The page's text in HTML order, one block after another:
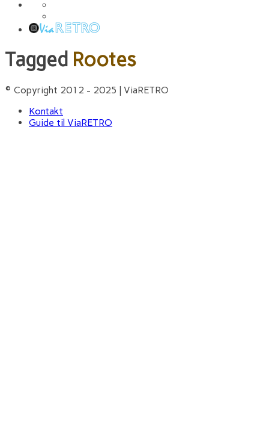
Tagged Rootes
© Copyright 2012 - 2025 | ViaRETRO
Kontakt
Guide til ViaRETRO